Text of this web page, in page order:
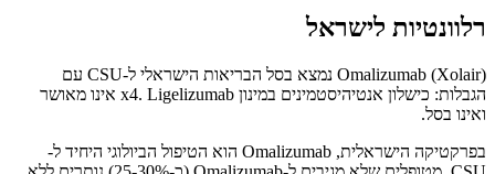
רלוונטיות לישראל
Omalizumab (Xolair) נמצא בסל הבריאות הישראלי ל-CSU עם
הגבלות: כישלון אנטיהיסטמינים במינון x4. Ligelizumab אינו מאושר
ואינו בסל.
בפרקטיקה הישראלית, Omalizumab הוא הטיפול הביולוגי היחיד ל-